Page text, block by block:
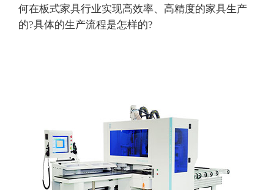
何在板式家具行业实现高效率、高精度的家具生产
的?具体的生产流程是怎样的?